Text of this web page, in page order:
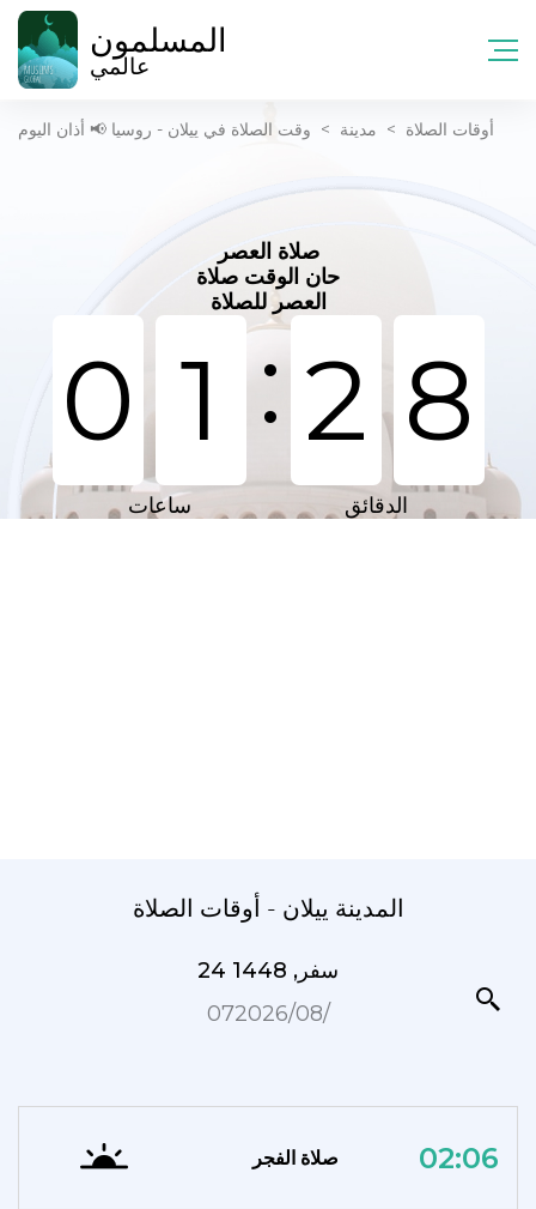
المسلمون
عالمي
أوقات الصلاة > مدينة > وقت الصلاة في ييلان - روسيا 📢 أذان اليوم
صلاة العصر
حان الوقت صلاة
العصر للصلاة
0 1 :2 8
ساعات الدقائق
المدينة ييلان - أوقات الصلاة
24 سفر, 1448
07‏/08‏/2026
صلاة الفجر 02:06